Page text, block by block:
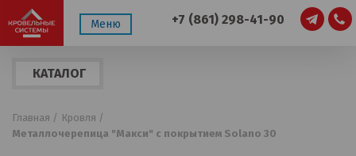
Меню +7 (861) 298-41-90
КАТАЛОГ
Главная / Кровля /
Металлочерепица "Макси" с покрытием Solano 30